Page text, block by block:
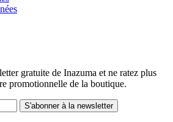
gratuite de Inazuma et ne ratez plus
promotionnelle de la boutique.
S'abonner à la newsletter